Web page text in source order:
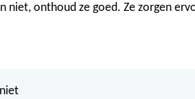
niet, onthoud ze goed. Ze zorgen